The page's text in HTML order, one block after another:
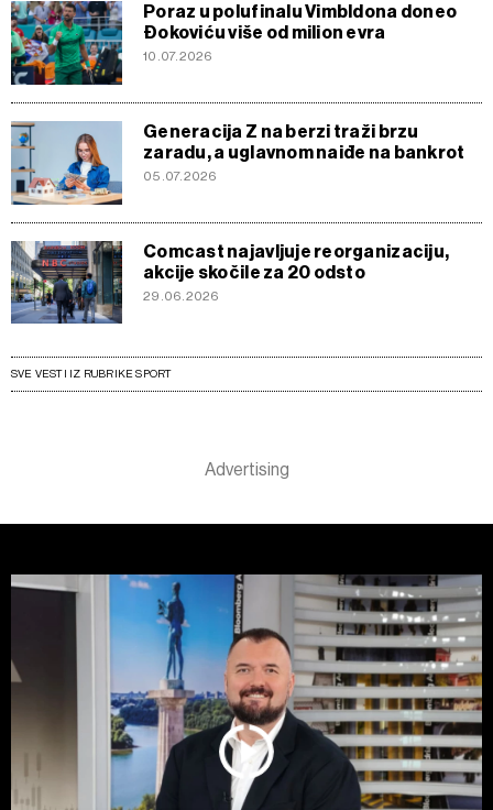
Poraz u polufinalu Vimbldona doneo
Đokoviću više od milion evra
10.07.2026
Generacija Z na berzi traži brzu
zaradu, a uglavnom naiđe na bankrot
05.07.2026
Comcast najavljuje reorganizaciju,
akcije skočile za 20 odsto
29.06.2026
SVE VESTI IZ RUBRIKE SPORT